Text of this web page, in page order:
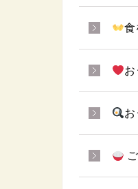
食
お
お